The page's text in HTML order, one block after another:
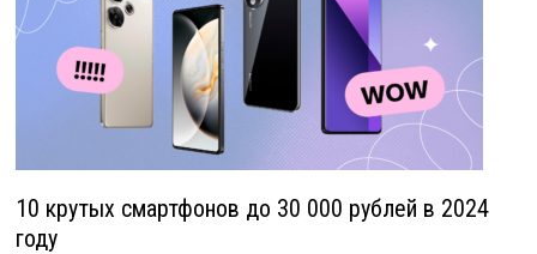
10 крутых смартфонов до 30 000 рублей в 2024
году